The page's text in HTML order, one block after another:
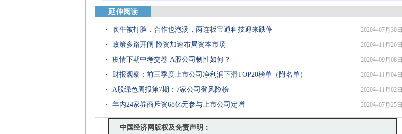
延伸阅读
· 吹牛被打脸，合作也泡汤，两连板宝通科技迎来跌停 2020年07月30日
· 政策多路开闸 险资加速布局资本市场 2020年11月26日
· 疫情下期中考交卷 A股公司韧性如何？ 2020年09月08日
· 财报观察：前三季度上市公司净利润下滑TOP20榜单（附名单） 2020年11月04日
· A股绿色周报第7期：7家公司登风险榜 2020年11月02日
· 年内24家券商斥资68亿元参与上市公司定增 2020年07月25日
中国经济网版权及免责声明：